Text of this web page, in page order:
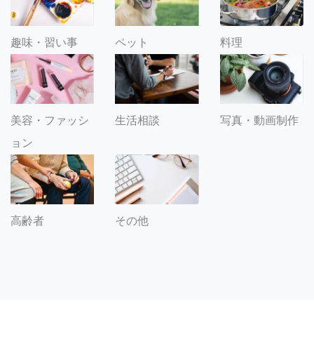
趣味・習い事 ペット 料理
美容・ファッシ
ョン
生活相談 写真・動画制作
高齢者 その他